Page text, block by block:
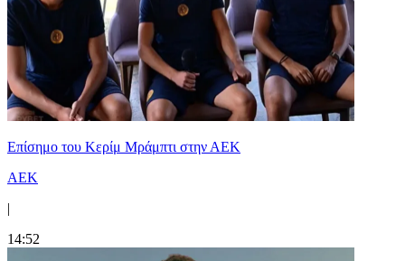
Επίσημο του Κερίμ Μράμπτι στην ΑΕK
ΑΕΚ
|
14:52